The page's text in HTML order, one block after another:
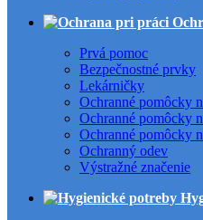
Prvá pomoc
Bezpečnostné prvky
Lekárničky
Ochranné pomôcky
Ochranné pomôcky
Ochranné pomôcky
Ochranný odev
Výstražné značenie